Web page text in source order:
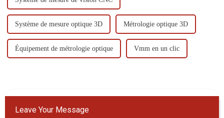
Système de mesure optique 3D Métrologie optique 3D
Équipement de métrologie optique Vmm en un clic
Leave Your Message